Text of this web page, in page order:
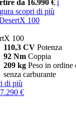
da 16.990 € i
scopri di più
100
100
110,3 CV Potenza
92 Nm Coppia
209 kg Peso in ordine
senza carburante
di più
€